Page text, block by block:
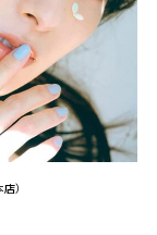
）